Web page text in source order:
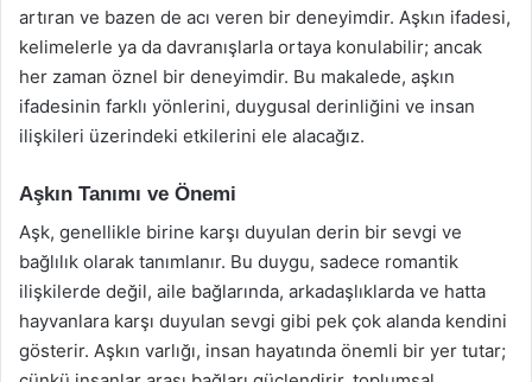
artıran ve bazen de acı veren bir deneyimdir. Aşkın ifadesi,
kelimelerle ya da davranışlarla ortaya konulabilir; ancak
her zaman öznel bir deneyimdir. Bu makalede, aşkın
ifadesinin farklı yönlerini, duygusal derinliğini ve insan
ilişkileri üzerindeki etkilerini ele alacağız.
Aşkın Tanımı ve Önemi
Aşk, genellikle birine karşı duyulan derin bir sevgi ve
bağlılık olarak tanımlanır. Bu duygu, sadece romantik
ilişkilerde değil, aile bağlarında, arkadaşlıklarda ve hatta
hayvanlara karşı duyulan sevgi gibi pek çok alanda kendini
gösterir. Aşkın varlığı, insan hayatında önemli bir yer tutar;